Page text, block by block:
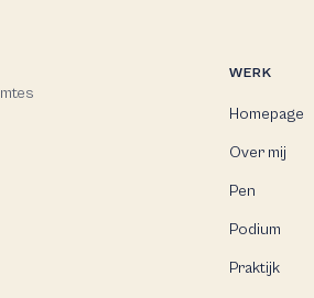
WERK
Homepage
Over mij
Pen
Podium
Praktijk